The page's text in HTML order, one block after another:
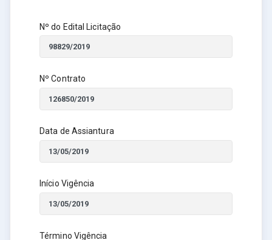
Nº do Edital Licitação
Nº Contrato
Data de Assiantura
Início Vigência
Término Vigência